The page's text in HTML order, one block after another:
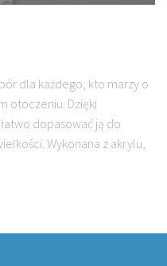
dla każdego, kto marzy o
otoczeniu. Dzięki
dopasować ją do
Wykonana z akrylu,